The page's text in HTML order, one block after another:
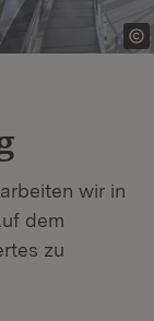
wir in
dem
zu